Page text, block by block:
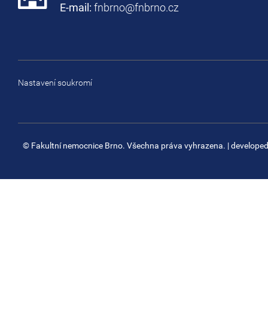
E-mail: fnbrno@fnbrno.cz
Nastavení soukromí
© Fakultní nemocnice Brno. Všechna práva vyhrazena. |